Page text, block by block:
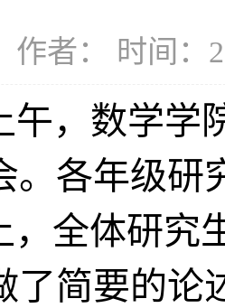
作者： 时间：
午，数学学
。各年级研
，全体研究
了简要的论